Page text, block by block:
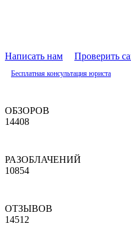
Написать нам Проверить
Бесплатная консультация юриста
ОБЗОРОВ
14408
РАЗОБЛАЧЕНИЙ
10854
ОТЗЫВОВ
14512